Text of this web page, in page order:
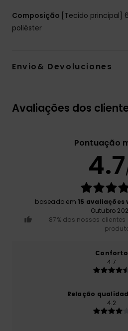
Composição [Tecido principal]
poliéster
Envio& Devoluciones
Avaliações dos
Pontuação
4.7
baseado em 15
Outubro
87% dos nossos
Conforto
4.7
Relação
4.2